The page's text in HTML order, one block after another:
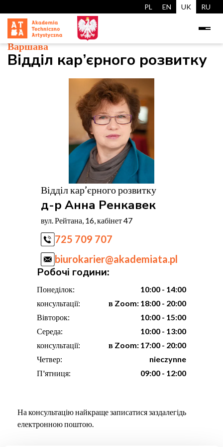
PL EN UK RU
Варшава
Відділ кар’єрного розвитку
Відділ кар’єрного розвитку
д-р Анна Ренкавек
вул. Рейтана, 16, кабінет 47
725 709 707
biurokarier@akademiata.pl
Робочі години:
Понеділок:
10:00 - 14:00
консультації:
в Zoom: 18:00 - 20:00
Вівторок:
10:00 - 15:00
Середа:
10:00 - 13:00
консультації:
в Zoom: 17:00 - 20:00
Четвер:
nieczynne
П'ятниця:
09:00 - 12:00
На консультацію найкраще записатися заздалегідь
електронною поштою.